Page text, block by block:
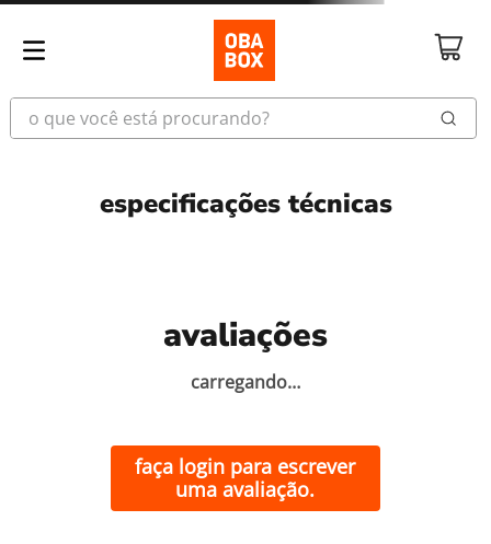
o que você está procurando?
especificações técnicas
avaliações
carregando…
faça login para escrever
uma avaliação.